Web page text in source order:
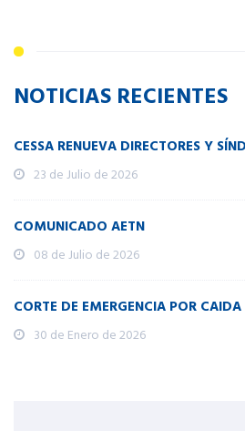
NOTICIAS RECIENTES
CESSA RENUEVA DIRECTORES Y
23 de Julio de 2026
COMUNICADO AETN
08 de Julio de 2026
CORTE DE EMERGENCIA POR
30 de Enero de 2026